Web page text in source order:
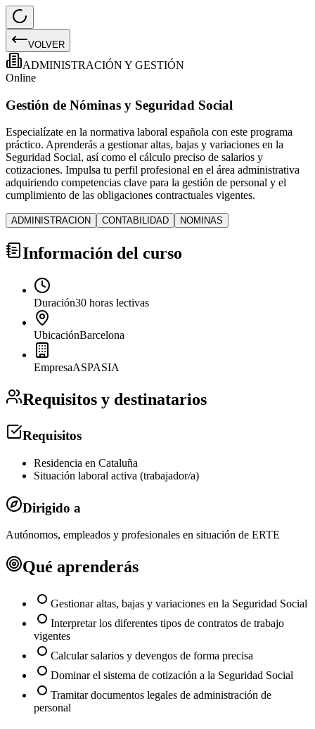
VOLVER
ADMINISTRACIÓN Y GESTIÓN
Online
Gestión de Nóminas y Seguridad Social
Especialízate en la normativa laboral española con este programa
práctico. Aprenderás a gestionar altas, bajas y variaciones en la
Seguridad Social, así como el cálculo preciso de salarios y
cotizaciones. Impulsa tu perfil profesional en el área administrativa
adquiriendo competencias clave para la gestión de personal y el
cumplimiento de las obligaciones contractuales vigentes.
ADMINISTRACION CONTABILIDAD NOMINAS
Información del curso
Duración30 horas lectivas
UbicaciónBarcelona
EmpresaASPASIA
Requisitos y destinatarios
Requisitos
Residencia en Cataluña
Situación laboral activa (trabajador/a)
Dirigido a
Autónomos, empleados y profesionales en situación de ERTE
Qué aprenderás
Gestionar altas, bajas y variaciones en la Seguridad Social
Interpretar los diferentes tipos de contratos de trabajo
vigentes
Calcular salarios y devengos de forma precisa
Dominar el sistema de cotización a la Seguridad Social
Tramitar documentos legales de administración de
personal